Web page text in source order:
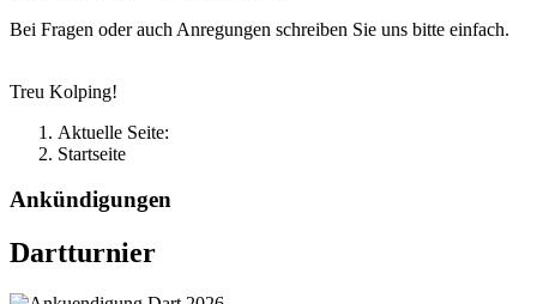
Bei Fragen oder auch Anregungen schreiben Sie uns bitte einfach.
Treu Kolping!
Aktuelle Seite:
Startseite
Ankündigungen
Dartturnier